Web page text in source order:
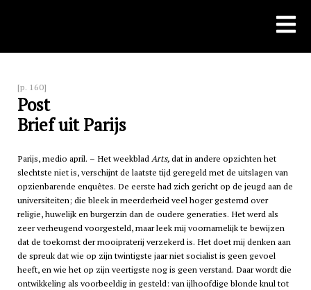
[p. 160]
Post
Brief uit Parijs
Parijs, medio april. – Het weekbladArts,dat in andere opzichten het
slechtste niet is, verschijnt de laatste tijd geregeld met de uitslagen van
opzienbarende enquêtes. De eerste had zich gericht op de jeugd aan de
universiteiten; die bleek in meerderheid veel hoger gestemd over
religie, huwelijk en burgerzin dan de oudere generaties. Het werd als
zeer verheugend voorgesteld, maar leek mij voornamelijk te bewijzen
dat de toekomst der mooipraterij verzekerd is. Het doet mij denken aan
de spreuk dat wie op zijn twintigste jaar niet socialist is geen gevoel
heeft, en wie het op zijn veertigste nog is geen verstand. Daar wordt die
ontwikkeling als voorbeeldig in gesteld: van ijlhoofdige blonde knul tot